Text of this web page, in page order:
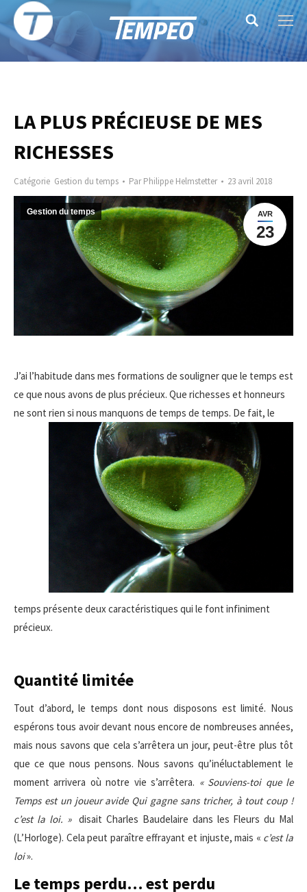
Search:
LA PLUS PRÉCIEUSE DE MES
RICHESSES
Catégorie Gestion du temps ParPhilippe Helmstetter 23 avril 2018
AVR
23
Gestion du temps
J’ai l’habitude dans mes formations de souligner que le temps est
ce que nous avons de plus précieux. Que richesses et honneurs
ne sont rien si nous manquons de temps de temps. De fait, le
temps présente deux caractéristiques qui le font infiniment
précieux.
Quantité limitée
Tout d’abord, le temps dont nous disposons est limité. Nous
espérons tous avoir devant nous encore de nombreuses années,
mais nous savons que cela s’arrêtera un jour, peut-être plus tôt
que ce que nous pensons. Nous savons qu’inéluctablement le
moment arrivera où notre vie s’arrêtera. « Souviens-toi que le
Temps est un joueur avide Qui gagne sans tricher, à tout coup !
c’est la loi. » disait Charles Baudelaire dans les Fleurs du Mal
(L’Horloge). Cela peut paraître effrayant et injuste, mais « c’est la
loi».
Le temps perdu… est perdu